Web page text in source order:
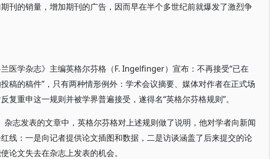
刊的销量，增加期刊的广告，因而早在半个多世纪前就爆发了激烈争
医学杂志》主编英格尔芬格（F. Ingelfinger）宣布：不再接受“已在
稿的稿件”，只有两种情形例外：学术会议摘要、媒体对作者在正式场
复重申这一规则并被学界普遍接受，遂得名“英格尔芬格规则”。
杂志发表的文章中，英格尔芬格对上述规则做了说明，他对学者向新闻
线：一是向记者提供论文插图和数据，二是访谈涵盖了后来提交的论
论文失去在杂志上发表的机会。